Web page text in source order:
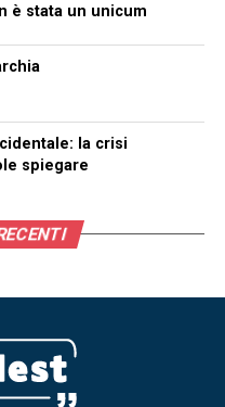
è stata un unicum
la crisi
spiegare